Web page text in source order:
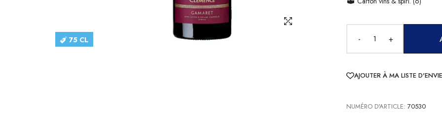
75 CL - +
AJOUTER À MA LISTE D'ENVIE
NUMÉRO D'ARTICLE: 70530